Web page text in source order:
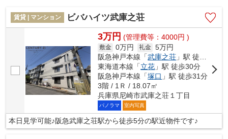
賃貸 | マンション ビバハイツ武庫之荘
3万円 (管理費等：4000円 )
敷金 0万円 礼金 5万円
阪急神戸本線「武庫之荘 」駅 徒歩5分
東海道本線「立花 」駅 徒歩30分
阪急神戸本線「塚口 」駅 徒歩31分
3階 / 1Ｒ / 18.07㎡
兵庫県尼崎市武庫之荘１丁目
パノラマ 室内写真
本日見学可能♪阪急武庫之荘駅から徒歩5分の駅近物件です♪